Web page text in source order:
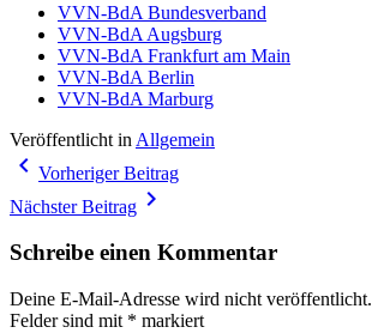
VVN-BdA Bundesverband
VVN-BdA Augsburg
VVN-BdA Frankfurt am Main
VVN-BdA Berlin
VVN-BdA Marburg
Veröffentlicht in Allgemein
Beitragsnavigation
navigate_before Vorheriger Beitrag
Nächster Beitrag navigate_next
Schreibe einen Kommentar
Deine E-Mail-Adresse wird nicht veröffentlicht.
Felder sind mit * markiert